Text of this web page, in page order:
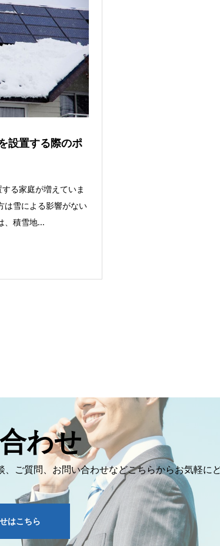
設置する際のポ
る家庭が増えていま
は雪による影響がない
、積雪地...
わせ
ご質問、お問い合わせなどこちらからお気軽にど
はこちら